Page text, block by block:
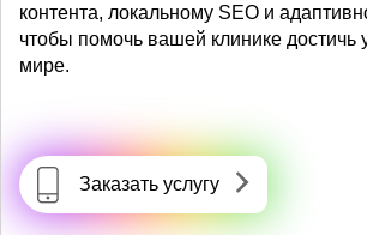
контента, локальному SEO и
чтобы помочь вашей клинике достичь
мире.
Заказать услугу